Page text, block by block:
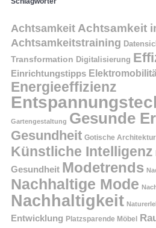
Achtsamkeit Achtsamkeit
Achtsamkeitstraining
Transformation Digitalisierung
Einrichtungstipps
Energieeffizienz
Gartengestaltung Gesunde
Gesundheit Gotische Architektur
Künstliche Intelligenz
Gesundheit Modetrends
Nachhaltige Mode
Nachhaltigkeit
Entwicklung Platzsparende Möbel